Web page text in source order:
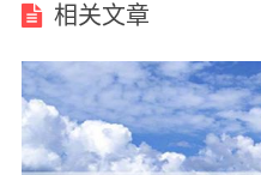
相关文章